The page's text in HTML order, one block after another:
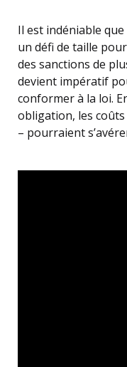
Il est indéniable que
un défi de taille
des sanctions de
devient impératif
conformer à la loi.
obligation, les
– pourraient